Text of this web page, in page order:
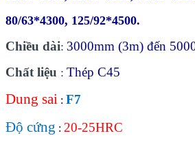
80/63*4300, 125/92*4500.
Chiều dài: 3000mm (3m) đến
Chất liệu : Thép C45
Dung sai : F7
Độ cứng : 20-25HRC